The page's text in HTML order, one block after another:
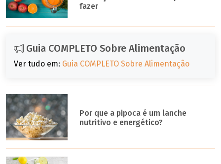
fazer
Guia COMPLETO Sobre Alimentação
Ver tudo em: Guia COMPLETO Sobre Alimentação
Por que a pipoca é um lanche
nutritivo e energético?